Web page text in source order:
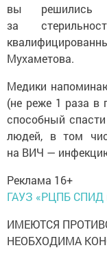
вы решились
за
Мухаметова.
Медики
(не реже 1 раза в
способный
людей, в том
на ВИЧ —
Реклама 16+
ГАУЗ «РЦПБ СПИД
ИМЕЮТСЯ
НЕОБХОДИМА